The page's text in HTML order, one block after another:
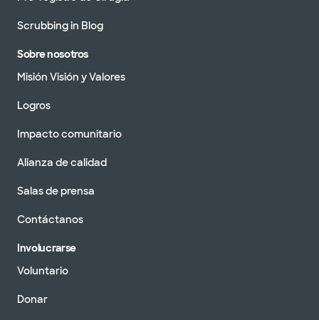
Scrubbing in Blog
Sobre nosotros
Misión Visión y Valores
Logros
Impacto comunitario
Alianza de calidad
Salas de prensa
Contáctanos
Involucrarse
Voluntario
Donar